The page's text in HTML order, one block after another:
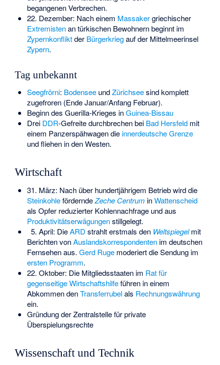
begangenen Verbrechen.
22. Dezember: Nach einem Massakergriechischer
Extremistenan türkischen Bewohnern beginnt im
Zypernkonfliktder Bürgerkriegauf der Mittelmeerinsel
Zypern.
Tag unbekannt
Seegfrörni: BodenseeundZürichseesind komplett
zugefroren (Ende Januar/Anfang Februar).
Beginn des Guerilla-Krieges inGuinea-Bissau
Drei DDR-Gefreite durchbrechen bei Bad Hersfeldmit
einem Panzerspähwagen die innerdeutsche Grenze
und fliehen in den Westen.
Wirtschaft
31. März: Nach über hundertjährigem Betrieb wird die
SteinkohleförderndeZeche Centrum inWattenscheid
als Opfer reduzierter Kohlennachfrage und aus
Produktivitätserwägungenstillgelegt.
5. April: DieARD strahlt erstmals den Weltspiegelmit
Berichten vonAuslandskorrespondentenim deutschen
Fernsehen aus. Gerd Rugemoderiert die Sendung im
ersten Programm.
22. Oktober: Die Mitgliedsstaaten im Rat für
gegenseitige Wirtschaftshilfeführen in einem
Abkommen denTransferrubelals Rechnungswährung
ein.
Gründung derZentralstelle für private
Überspielungsrechte
Wissenschaft und Technik